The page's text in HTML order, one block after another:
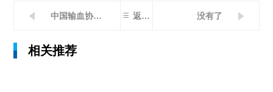
中国输血协会第四次血液制品工作委员会在泰安成功召开  返回列表 没有了
相关推荐